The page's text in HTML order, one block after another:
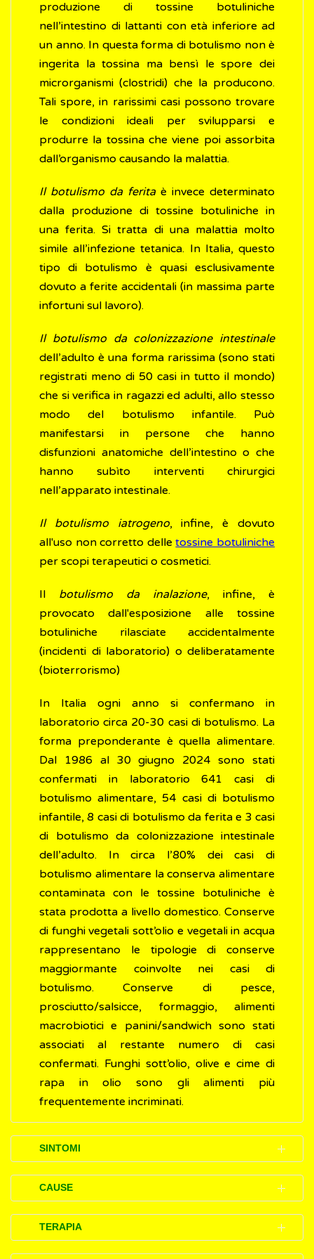
produzione di tossine botuliniche
nell’intestino di lattanti con età inferiore ad
un anno. In questa forma di botulismo non è
ingerita la tossina ma bensì le spore dei
microrganismi (clostridi) che la producono.
Tali spore, in rarissimi casi possono trovare
le condizioni ideali per svilupparsi e
produrre la tossina che viene poi assorbita
dall’organismo causando la malattia.
Il botulismo da feritaè invece determinato
dalla produzione di tossine botuliniche in
una ferita. Si tratta di una malattia molto
simile all’infezione tetanica. In Italia, questo
tipo di botulismo è quasi esclusivamente
dovuto a ferite accidentali (in massima parte
infortuni sul lavoro).
Il botulismo da colonizzazione intestinale
dell’adulto è una forma rarissima (sono stati
registrati meno di 50 casi in tutto il mondo)
che si verifica in ragazzi ed adulti, allo stesso
modo del botulismo infantile. Può
manifestarsi in persone che hanno
disfunzioni anatomiche dell’intestino o che
hanno subìto interventi chirurgici
nell’apparato intestinale.
Il botulismo iatrogeno, infine, è dovuto
all'uso non corretto delletossine botuliniche
per scopi terapeutici o cosmetici.
Il botulismo da inalazione, infine, è
provocato dall'esposizione alle tossine
botuliniche rilasciate accidentalmente
(incidenti di laboratorio) o deliberatamente
(bioterrorismo)
In Italia ogni anno si confermano in
laboratorio circa 20-30 casi di botulismo. La
forma preponderante è quella alimentare.
Dal 1986 al 30 giugno 2024 sono stati
confermati in laboratorio 641 casi di
botulismo alimentare, 54 casi di botulismo
infantile, 8 casi di botulismo da ferita e 3 casi
di botulismo da colonizzazione intestinale
dell’adulto. In circa l’80% dei casi di
botulismo alimentare la conserva alimentare
contaminata con le tossine botuliniche è
stata prodotta a livello domestico. Conserve
di funghi vegetali sott’olio e vegetali in acqua
rappresentano le tipologie di conserve
maggiormante coinvolte nei casi di
botulismo. Conserve di pesce,
prosciutto/salsicce, formaggio, alimenti
macrobiotici e panini/sandwich sono stati
associati al restante numero di casi
confermati. Funghi sott’olio, olive e cime di
rapa in olio sono gli alimenti più
frequentemente incriminati.
SINTOMI
I segni che indicano la presenza di
un’intossicazione dabotulinoe i disturbi
(sintomi) che si manifestano possono variare
da un lieve stato di malessere ad una
CAUSE
I microbi responsabili della produzione delle
tossine botulinichesono presenti in tutti gli
TERAPIA